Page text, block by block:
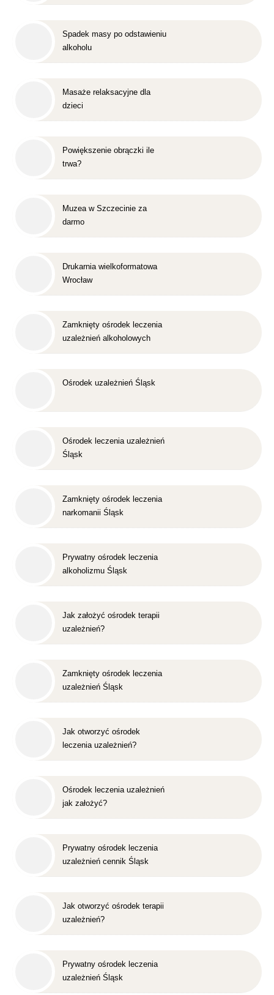
Spadek masy po odstawieniu
alkoholu
Masaże relaksacyjne dla
dzieci
Powiększenie obrączki ile
trwa?
Muzea w Szczecinie za
darmo
Drukarnia wielkoformatowa
Wrocław
Zamknięty ośrodek leczenia
uzależnień alkoholowych
Ośrodek uzależnień Śląsk
Ośrodek leczenia uzależnień
Śląsk
Zamknięty ośrodek leczenia
narkomanii Śląsk
Prywatny ośrodek leczenia
alkoholizmu Śląsk
Jak założyć ośrodek terapii
uzależnień?
Zamknięty ośrodek leczenia
uzależnień Śląsk
Jak otworzyć ośrodek
leczenia uzależnień?
Ośrodek leczenia uzależnień
jak założyć?
Prywatny ośrodek leczenia
uzależnień cennik Śląsk
Jak otworzyć ośrodek terapii
uzależnień?
Prywatny ośrodek leczenia
uzależnień Śląsk